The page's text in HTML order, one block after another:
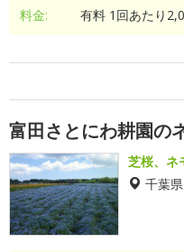
料金:
有料 1回あたり
富田さとにわ耕園の
芝桜、ネ
千葉